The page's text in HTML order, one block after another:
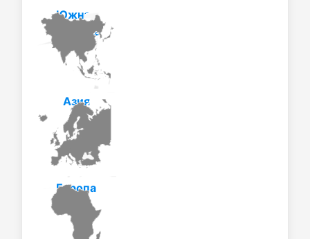
Южная
Америка
Азия
Европа